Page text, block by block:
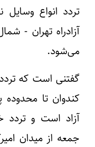
آزادراه تهران -
می‌شود.
گفتنی است که
کندوان تا محدوده
جمعه از میدان